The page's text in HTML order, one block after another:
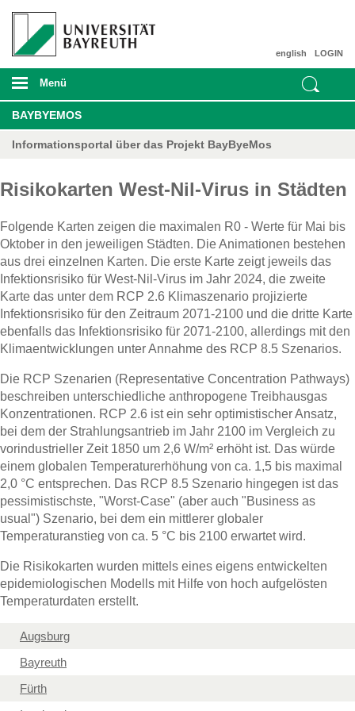
LOGIN
english
Menü
BAYBYEMOS
Informationsportal über das Projekt BayByeMos
Risikokarten West-Nil-Virus in Städten
Folgende Karten zeigen die maximalen R0 - Werte für Mai bis
Oktober in den jeweiligen Städten. Die Animationen bestehen
aus drei einzelnen Karten. Die erste Karte zeigt jeweils das
Infektionsrisiko für West-Nil-Virus im Jahr 2024, die zweite
Karte das unter dem RCP 2.6 Klimaszenario projizierte
Infektionsrisiko für den Zeitraum 2071-2100 und die dritte Karte
ebenfalls das Infektionsrisiko für 2071-2100, allerdings mit den
Klimaentwicklungen unter Annahme des RCP 8.5 Szenarios.
Die RCP Szenarien (Representative Concentration Pathways)
beschreiben unterschiedliche anthropogene Treibhausgas
Konzentrationen. RCP 2.6 ist ein sehr optimistischer Ansatz,
bei dem der Strahlungsantrieb im Jahr 2100 im Vergleich zu
vorindustrieller Zeit 1850 um 2,6 W/m² erhöht ist. Das würde
einem globalen Temperaturerhöhung von ca. 1,5 bis maximal
2,0 °C entsprechen. Das RCP 8.5 Szenario hingegen ist das
pessimistischste, "Worst-Case" (aber auch "Business as
usual") Szenario, bei dem ein mittlerer globaler
Temperaturanstieg von ca. 5 °C bis 2100 erwartet wird.
Die Risikokarten wurden mittels eines eigens entwickelten
epidemiologischen Modells mit Hilfe von hoch aufgelösten
Temperaturdaten erstellt.
Augsburg
Bayreuth
Fürth